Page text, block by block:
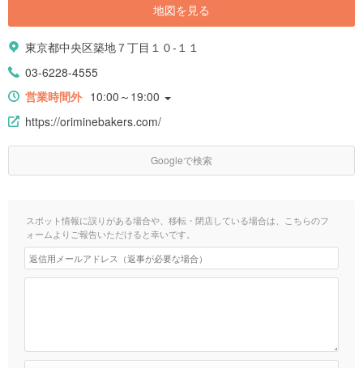
地図を見る
東京都中央区築地７丁目１０-１１
03-6228-4555
営業時間外 10:00～19:00
https://oriminebakers.com/
Googleで検索
スポット情報に誤りがある場合や、移転・閉店している場合は、こちらのフ
ォームよりご報告いただけると幸いです。